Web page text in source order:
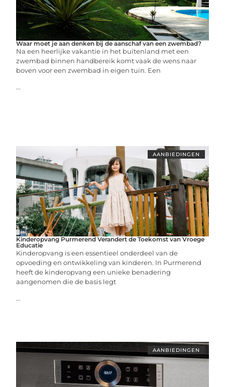
Waar moet je aan denken bij de aanschaf van een zwembad?
Na een heerlijke vakantie in het buitenland met een
zwembad binnen handbereik komt vaak de wens naar
boven voor een zwembad in eigen tuin. Een
...
AANBIEDINGEN
Kinderopvang Purmerend Verandert de Toekomst van Vroege
Educatie
Kinderopvang is een essentieel onderdeel van de
opvoeding en ontwikkeling van kinderen. In Purmerend
heeft de kinderopvang een unieke benadering
aangenomen die de basis legt
...
AANBIEDINGEN